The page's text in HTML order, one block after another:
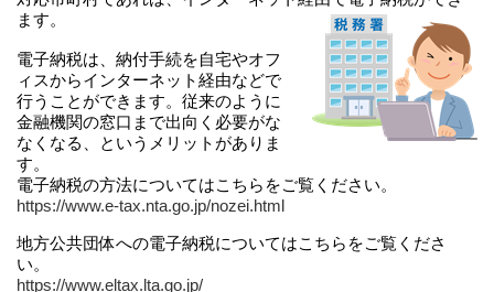
ます。
電子納税は、納付手続を自宅やオフ
ィスからインターネット経由などで
行うことができます。従来のように
金融機関の窓口まで出向く必要がな
なくなる、というメリットがありま
す。
電子納税の方法についてはこちらをご覧ください。
https://www.e-tax.nta.go.jp/nozei.html
地方公共団体への電子納税についてはこちらをご覧くださ
い。
https://www.eltax.lta.go.jp/